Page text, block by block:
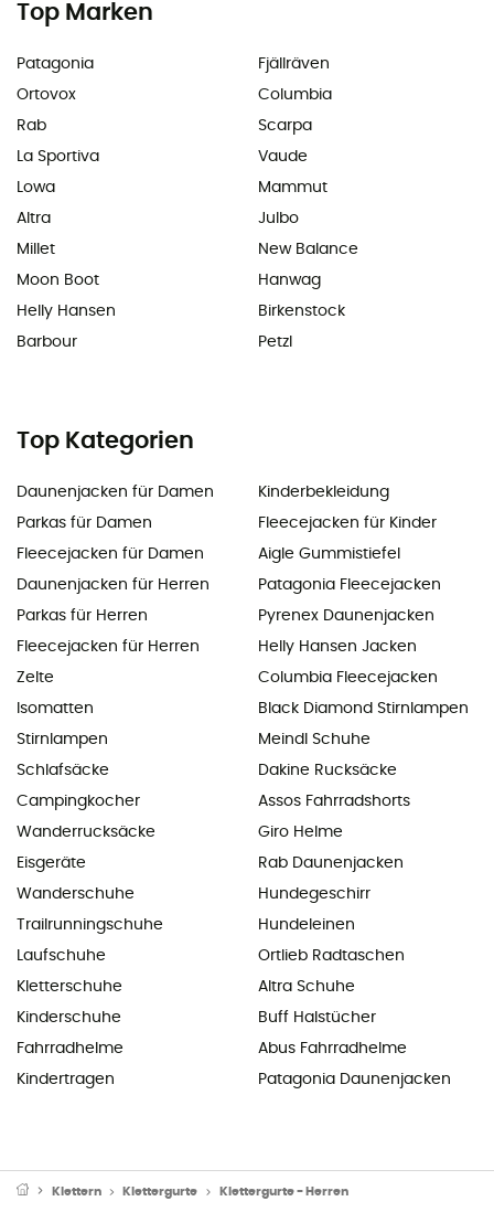
Top Marken
Patagonia
Ortovox
Rab
La Sportiva
Lowa
Altra
Millet
Moon Boot
Helly Hansen
Barbour
Fjällräven
Columbia
Scarpa
Vaude
Mammut
Julbo
New Balance
Hanwag
Birkenstock
Petzl
Top Kategorien
Daunenjacken für Damen
Parkas für Damen
Fleecejacken für Damen
Daunenjacken für Herren
Parkas für Herren
Fleecejacken für Herren
Zelte
Isomatten
Stirnlampen
Schlafsäcke
Campingkocher
Wanderrucksäcke
Eisgeräte
Wanderschuhe
Trailrunningschuhe
Laufschuhe
Kletterschuhe
Kinderschuhe
Fahrradhelme
Kindertragen
Kinderbekleidung
Fleecejacken für Kinder
Aigle Gummistiefel
Patagonia Fleecejacken
Pyrenex Daunenjacken
Helly Hansen Jacken
Columbia Fleecejacken
Black Diamond Stirnlampen
Meindl Schuhe
Dakine Rucksäcke
Assos Fahrradshorts
Giro Helme
Rab Daunenjacken
Hundegeschirr
Hundeleinen
Ortlieb Radtaschen
Altra Schuhe
Buff Halstücher
Abus Fahrradhelme
Patagonia Daunenjacken
Klettern Klettergurte Klettergurte - Herren